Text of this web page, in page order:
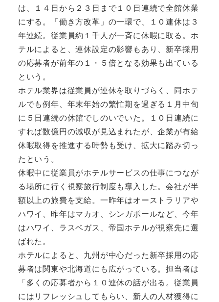
は、１４日から２３日まで１０日連続で全館休業
にする。「働き方改革」の一環で、１０連休は３
年連続。従業員約１千人が一斉に休暇に取る。ホ
テルによると、連休設定の影響もあり、新卒採用
の応募者が前年の１・５倍となる効果も出ている
という。
ホテル業界は従業員が連休を取りづらく、同ホテ
ルでも例年、年末年始の繁忙期を過ぎる１月中旬
に５日連続の休館でしのいでいた。１０日連続に
すれば数億円の減収が見込まれたが、企業が有給
休暇取得を推進する時勢も受け、拡大に踏み切っ
たという。
休暇中に従業員がホテルサービスの仕事につなが
る場所に行く視察旅行制度も導入した。会社が半
額以上の旅費を支給。一昨年はオーストラリアや
ハワイ、昨年はマカオ、シンガポールなど、今年
はハワイ、ラスベガス、帝国ホテルが視察先に選
ばれた。
ホテルによると、九州が中心だった新卒採用の応
募者は関東や北海道にも広がっている。担当者は
「多くの応募者から１０連休の話が出る。従業員
にはリフレッシュしてもらい、新人の人材獲得に